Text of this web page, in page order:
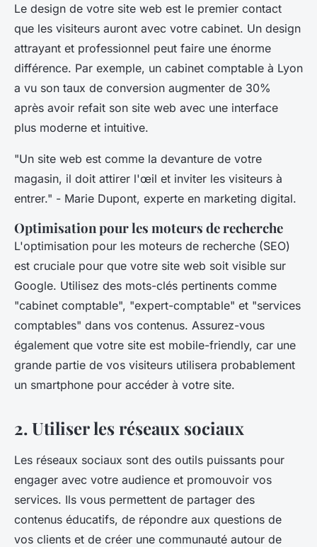
Le design de votre site web est le premier contact
que les visiteurs auront avec votre cabinet. Un design
attrayant et professionnel peut faire une énorme
différence. Par exemple, un cabinet comptable à Lyon
a vu son taux de conversion augmenter de 30%
après avoir refait son site web avec une interface
plus moderne et intuitive.
"Un site web est comme la devanture de votre
magasin, il doit attirer l'œil et inviter les visiteurs à
entrer." - Marie Dupont, experte en marketing digital.
Optimisation pour les moteurs de recherche
L'optimisation pour les moteurs de recherche (SEO)
est cruciale pour que votre site web soit visible sur
Google. Utilisez des mots-clés pertinents comme
"cabinet comptable", "expert-comptable" et "services
comptables" dans vos contenus. Assurez-vous
également que votre site est mobile-friendly, car une
grande partie de vos visiteurs utilisera probablement
un smartphone pour accéder à votre site.
2. Utiliser les réseaux sociaux
Les réseaux sociaux sont des outils puissants pour
engager avec votre audience et promouvoir vos
services. Ils vous permettent de partager des
contenus éducatifs, de répondre aux questions de
vos clients et de créer une communauté autour de